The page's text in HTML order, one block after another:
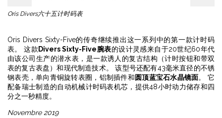
Oris Divers六十五计时码表
Oris Divers Sixty-Five的传奇继续推出这一系列中的第一款计时码
表。 这款 Divers Sixty-Five腕表的设计灵感来自于20世纪60年代
由该公司生产的潜水表，是一款诱人的复古结构（计时按钮和带双
表的复古表盘）和现代制造技术。 该型号还配有43毫米直径的不锈
钢表壳，单向青铜旋转表圈，铝制插件和圆顶蓝宝石水晶镜面。 它
配备瑞士制造的自动机械计时码表机芯，提供48小时动力储存和四
分之一秒精度。
Novembre 2019